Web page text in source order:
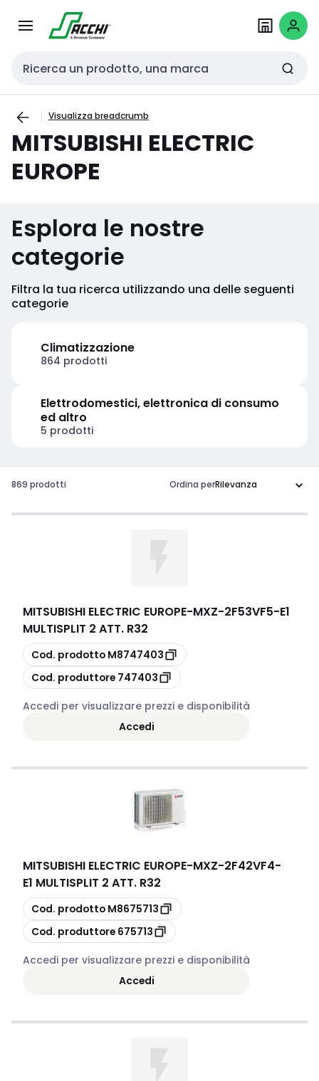
navigazionecontenuto
Cerca input
Visualizza breadcrumb
MITSUBISHI ELECTRIC
EUROPE
Esplora le nostre
categorie
Filtra la tua ricerca utilizzando una delle seguenti
categorie
Climatizzazione
864 prodotti
Elettrodomestici, elettronica di consumo
ed altro
5 prodotti
869 prodotti Ordina per
MITSUBISHI ELECTRIC EUROPE-MXZ-2F53VF5-E1
MULTISPLIT 2 ATT. R32
copia
Cod. prodotto M8747403
copia
Cod. produttore 747403
Accedi per visualizzare prezzi e disponibilità
Accedi
MITSUBISHI ELECTRIC EUROPE-MXZ-2F42VF4-
E1 MULTISPLIT 2 ATT. R32
copia
Cod. prodotto M8675713
copia
Cod. produttore 675713
Accedi per visualizzare prezzi e disponibilità
Accedi